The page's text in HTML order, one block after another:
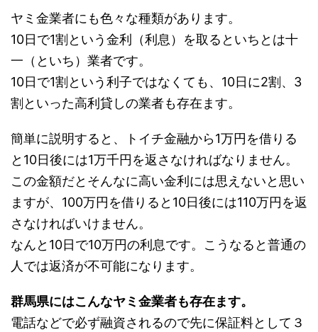
ヤミ金業者にも色々な種類があります。
10日で1割という金利（利息）を取るといちとは十
一（といち）業者です。
10日で1割という利子ではなくても、10日に2割、3
割といった高利貸しの業者も存在ます。
簡単に説明すると、トイチ金融から1万円を借りる
と10日後には1万千円を返さなければなりません。
この金額だとそんなに高い金利には思えないと思い
ますが、100万円を借りると10日後には110万円を返
さなければいけません。
なんと10日で10万円の利息です。こうなると普通の
人では返済が不可能になります。
群馬県にはこんなヤミ金業者も存在ます。
電話などで必ず融資されるので先に保証料として３